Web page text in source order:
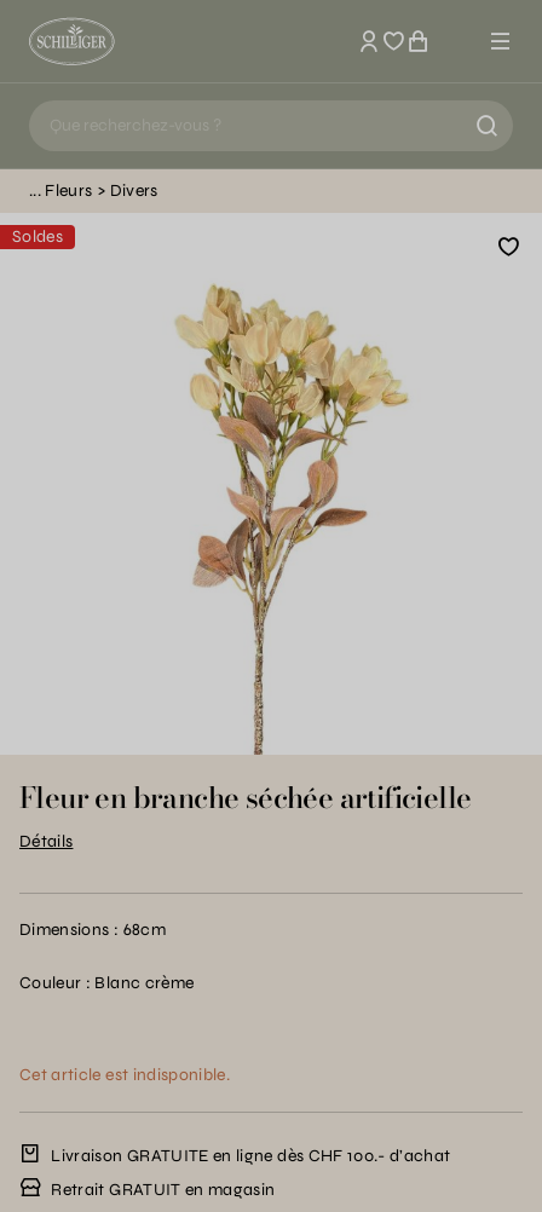
Mon compte
Fleurs Divers
Soldes
Fleur en branche séchée artificielle
Détails
Dimensions : 68cm
Couleur : Blanc crème
Cet article est indisponible.
Livraison GRATUITE en ligne dès CHF 100.- d’achat
Retrait GRATUIT en magasin